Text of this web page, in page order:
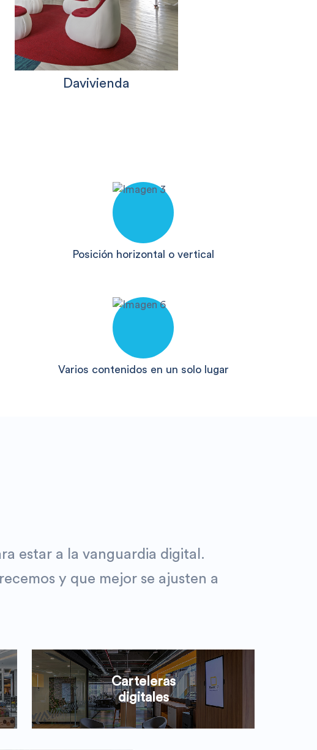
Davivienda
Posición horizontal o vertical
Varios contenidos en un solo lugar
estar a la vanguardia digital.
y que mejor se ajusten a
Carteleras
digitales